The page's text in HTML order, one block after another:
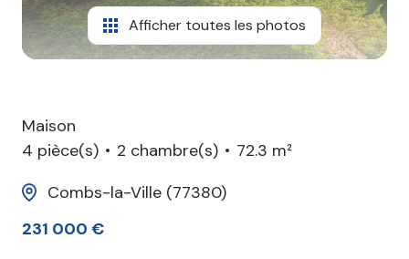
Afficher toutes les photos
Maison
4 pièce(s)
2 chambre(s)
72.3 m²
Combs-la-Ville (77380)
231 000 €